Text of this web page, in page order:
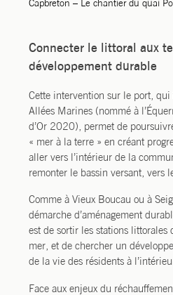
Capbreton – Le chantier du quai
Connecter le littoral aux
développement durable
Cette inter­ven­tion sur le port,
Allées Marines (nom­mé à
d’Or 2020), per­met de
« mer à la terre » en créant
aller vers l’intérieur de la
remon­ter le bas­sin ver­sant, vers
Comme à Vieux Bou­cau ou à
démarche d’aménagement
est de sor­tir les sta­tions lit­to­rales
mer, et de cher­cher un
de la vie des rési­dents à
Face aux enjeux du